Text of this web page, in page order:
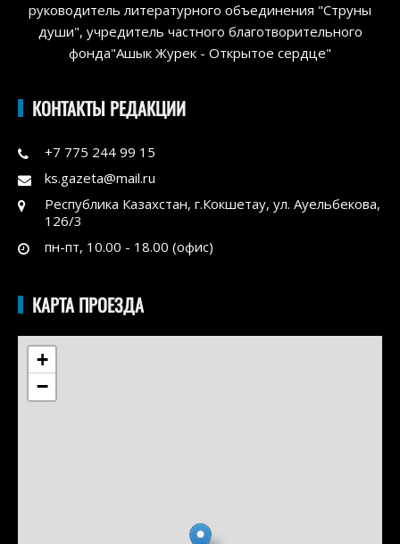
руководитель литературного объединения "Струны
души", учредитель частного благотворительного
фонда"Ашык Журек - Открытое сердце"
КОНТАКТЫ РЕДАКЦИИ
+7 775 244 99 15
ks.gazeta@mail.ru
Республика Казахстан, г.Кокшетау, ул. Ауельбекова,
126/3
пн-пт, 10.00 - 18.00 (офис)
КАРТА ПРОЕЗДА
+
−